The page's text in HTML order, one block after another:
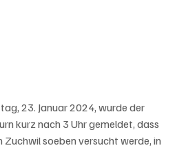
23. Januar 2024, wurde der
kurz nach 3 Uhr gemeldet, dass
soeben versucht werde, in